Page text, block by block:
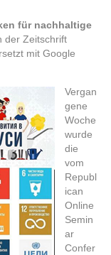
für nachhaltige
der Zeitschrift
mit Google
Vergan
gene
Woche
wurde
die
vom
Republ
ican
Online
Semin
ar
Confer